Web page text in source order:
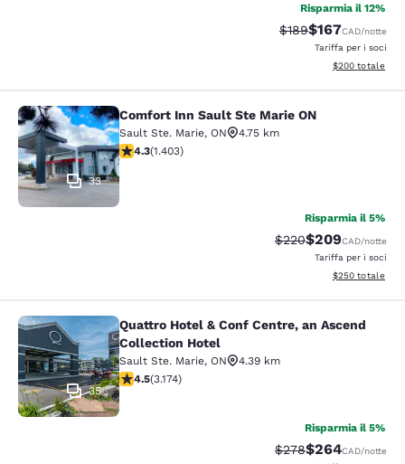
Risparmia il 12%
Tariffa di barratura:
$189Tariffa
$167CAD/notte
Tariffa per i soci
Visualizza i
$200 totale
Comfort Inn Sault Ste Marie ON
33
Comfort Inn Sault Ste Marie ON
Sault Ste. Marie, ON
4.75 km
Valutazione di 4.3 stelle. Ottimo. 1403 recensioni
4.3(1.403)
Risparmia il 5%
Tariffa di barratura:
$220Tariffa
$209CAD/notte
Tariffa per i soci
Visualizza i
$250 totale
Quattro Hotel & Conf Centre, an
35
Quattro Hotel & Conf Centre, an Ascend
Collection Hotel
Sault Ste. Marie, ON
4.39 km
Valutazione di 4.49 stelle. Ottimo. 3174 recensioni
4.5(3.174)
Risparmia il 5%
Tariffa di barratura:
$278Tariffa
$264CAD/notte